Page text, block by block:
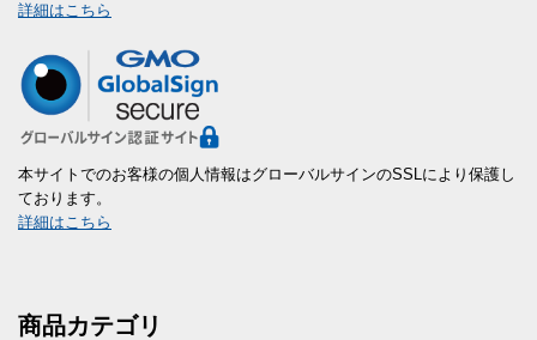
詳細はこちら
本サイトでのお客様の個人情報はグローバルサインのSSLにより保護し
ております。
詳細はこちら
商品カテゴリ